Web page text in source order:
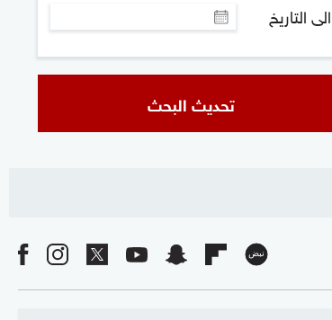
الى التاريخ
تحديث البحث